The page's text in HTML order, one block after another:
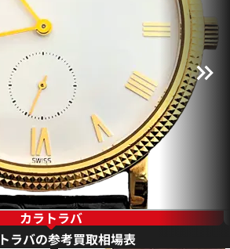
カラトラバ
ラバの参考買取相場表